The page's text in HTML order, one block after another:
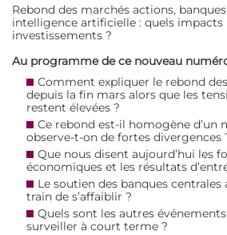
Rebond des marchés actions,
intelligence artificielle : quels impacts
investissements ?
Au programme de ce nouveau
Comment expliquer le rebond
depuis la fin mars alors que les
restent élevées ?
Ce rebond est-il homogène d’un
observe-t-on de fortes divergences
Que nous disent aujourd’hui les
économiques et les résultats
Le soutien des banques
train de s’affaiblir ?
Quels sont les autres
surveiller à court terme ?